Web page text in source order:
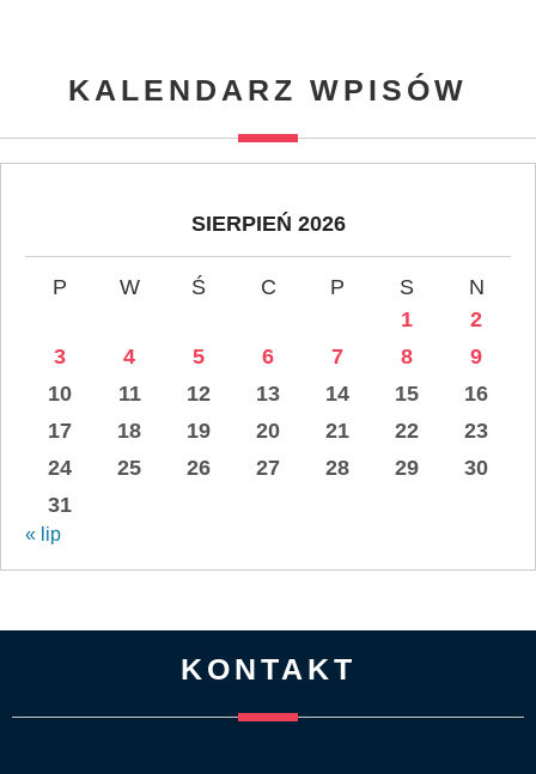
KALENDARZ WPISÓW
SIERPIEŃ 2026
P W Ś C P S
N
1
2
3
4 5 6 7 8
9
10
11 12 13 14 15
16
17
18 19 20 21 22
23
24
25 26 27 28 29
30
31
« lip
KONTAKT